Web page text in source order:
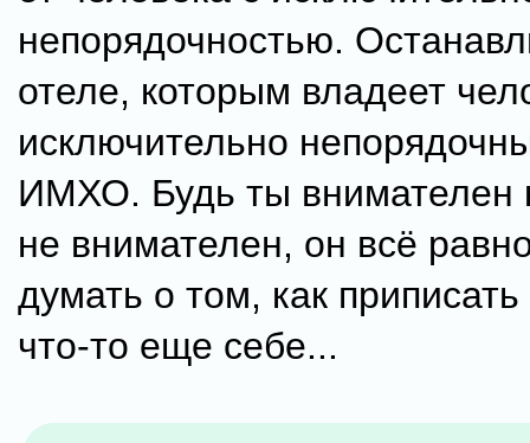
непорядочностью.
отеле, которым владеет
исключительно
ИМХО. Будь ты внимателен
не внимателен, он всё
думать о том, как приписать
что-то еще себе...